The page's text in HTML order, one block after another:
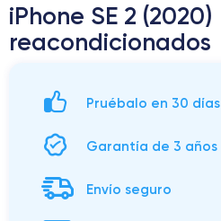
iPhone SE 2 (2020)
reacondicionados
Pruébalo en 30 días
Garantía de 3 años
Envío seguro